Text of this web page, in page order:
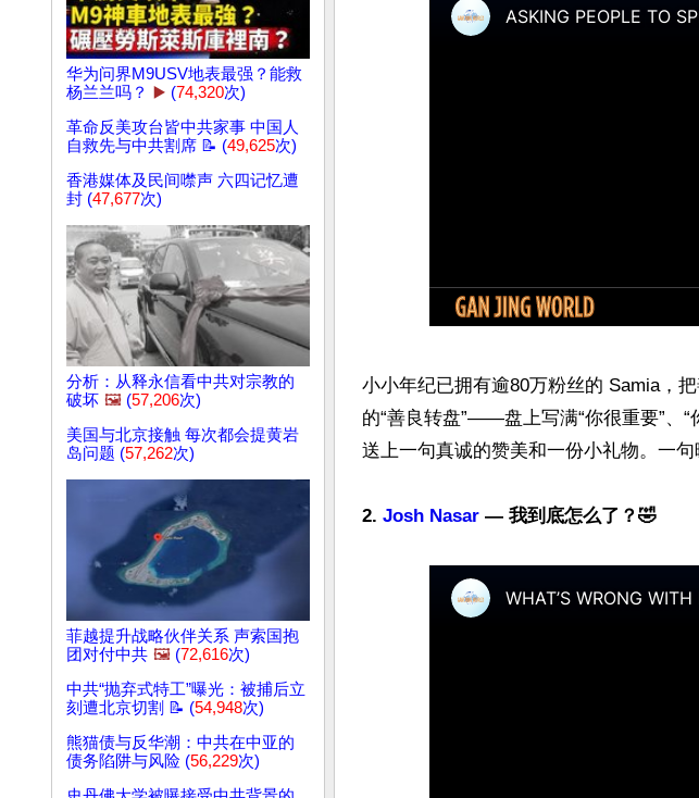
华为问界M9USV地表最强？能救
杨兰兰吗？
▶️ (74,320次)
革命反美攻台皆中共家事 中国人
自救先与中共割席 📝 (49,625次)
香港媒体及民间噤声 六四记忆遭
封 (47,677次)
分析：从释永信看中共对宗教的
破坏 🖼️ (57,206次)
美国与北京接触 每次都会提黄岩
岛问题 (57,262次)
菲越提升战略伙伴关系 声索国抱
团对付中共 🖼️ (72,616次)
中共“抛弃式特工”曝光：被捕后立
刻遭北京切割 📝 (54,948次)
熊猫债与反华潮：中共在中亚的
债务陷阱与风险 (56,229次)
小小年纪已拥有逾80万粉丝的 Samia，
的“善良转盘”——盘上写满“你很重要”、“
送上一句真诚的赞美和一份小礼物。一句
2. Josh Nasar — 我到底怎么了？🤣